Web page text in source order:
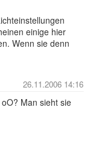
einige hier
Wenn sie denn
26.11.2006 14:16
Man sieht sie